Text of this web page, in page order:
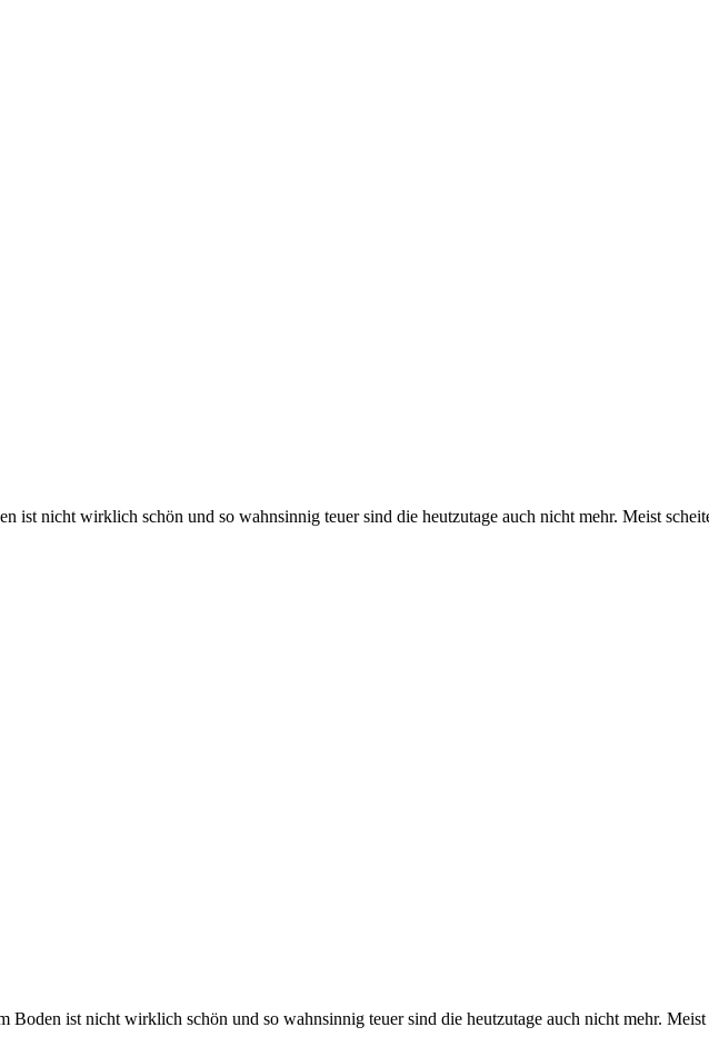
ist nicht wirklich schön und so wahnsinnig teuer sind die heutzutage auch nicht mehr. Meist
Boden ist nicht wirklich schön und so wahnsinnig teuer sind die heutzutage auch nicht mehr.